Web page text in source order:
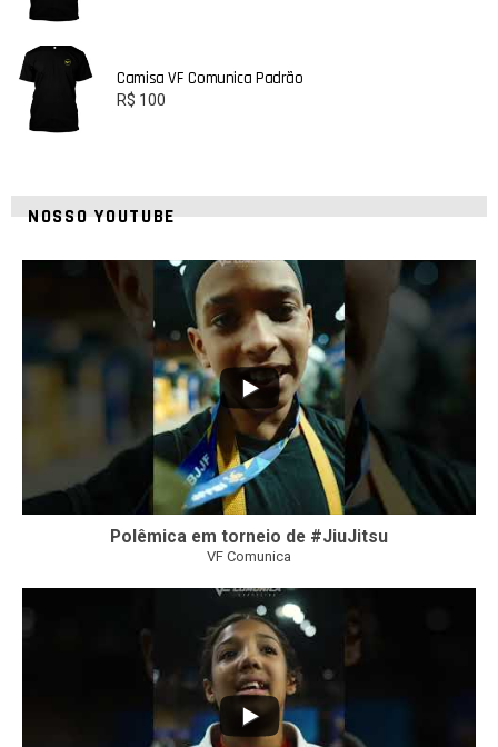
Camisa VF Comunica Padrão
R$ 100
NOSSO YOUTUBE
Polêmica em torneio de #JiuJitsu
VF Comunica